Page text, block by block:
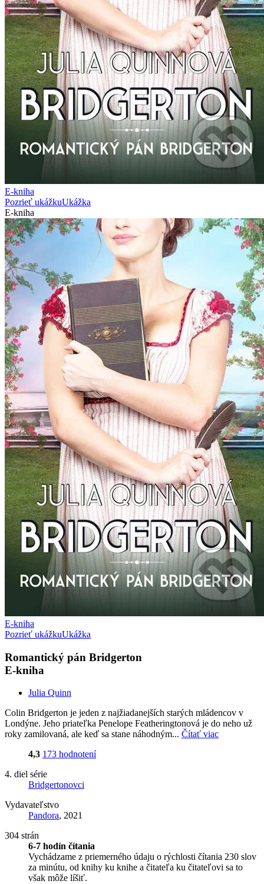
E-kniha
Pozrieť ukážkuUkážka
E-kniha
E-kniha
Pozrieť ukážkuUkážka
Romantický pán Bridgerton
E-kniha
Julia Quinn
Colin Bridgerton je jeden z najžiadanejších starých mládencov v
Londýne. Jeho priateľka Penelope Featheringtonová je do neho už
roky zamilovaná, ale keď sa stane náhodným... Čítať viac
4,3 173 hodnotení
4. diel série
Bridgertonovci
Vydavateľstvo
Pandora, 2021
304 strán
6-7 hodín čítania
Vychádzame z priemerného údaju o rýchlosti čítania 230 slov
za minútu, od knihy ku knihe a čitateľa ku čitateľovi sa to
však môže líšiť.